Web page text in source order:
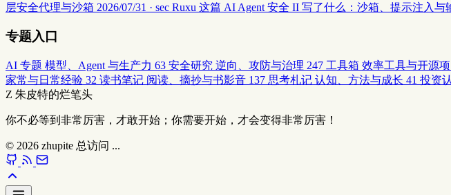
层安全代理与沙箱 2026/07/31 · sec Ruxu 这篇 AI Agent 安全 II 写了什么：沙箱、提示注入与
专题入口
AI 专题 模型、Agent 与生产力 63 安全研究 逆向、攻防与治理 247 工具箱 效率工具与开源项
家常与日常经验 32 读书笔记 阅读、摘抄与书影音 137 思考札记 认知、方法与成长 41 投资
Z 朱皮特的烂笔头
你不必等到非常厉害，才敢开始；你需要开始，才会变得非常厉害！
© 2026 zhupite 总访问 ...